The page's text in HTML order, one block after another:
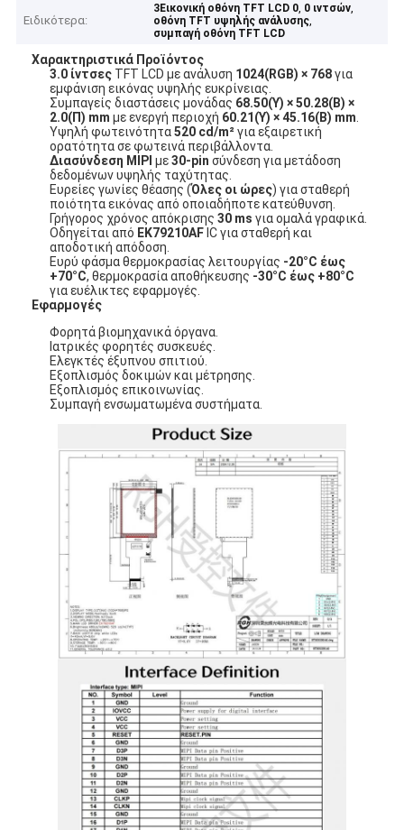
Σπίτι
Ειδικότερα:
3Εικονική οθόνη TFT LCD 0, 0 ιντσών,
οθόνη TFT υψηλής ανάλυσης,
συμπαγή οθόνη TFT LCD
Χαρακτηριστικά Προϊόντος
3.0 ίντσες TFT LCD με ανάλυση 1024(RGB) × 768για
εμφάνιση εικόνας υψηλής ευκρίνειας.
Συμπαγείς διαστάσεις μονάδας 68.50(Υ) × 50.28(Β) ×
2.0(Π) mm με ενεργή περιοχή 60.21(Υ) × 45.16(Β) mm
Υψηλή φωτεινότητα520 cd/m²για εξαιρετική
ορατότητα σε φωτεινά περιβάλλοντα.
Διασύνδεση MIPI με30-pin σύνδεση για μετάδοση
δεδομένων υψηλής ταχύτητας.
Ευρείες γωνίες θέασης (Όλες οι ώρες) για σταθερή
ποιότητα εικόνας από οποιαδήποτε κατεύθυνση.
Γρήγορος χρόνος απόκρισης30 ms για ομαλά γραφικά.
Οδηγείται από EK79210AF IC για σταθερή και
αποδοτική απόδοση.
Ευρύ φάσμα θερμοκρασίας λειτουργίας -20°C έως
+70°C, θερμοκρασία αποθήκευσης -30°C έως +80°C
για ευέλικτες εφαρμογές.
Εφαρμογές
Φορητά βιομηχανικά όργανα.
Ιατρικές φορητές συσκευές.
Ελεγκτές έξυπνου σπιτιού.
Εξοπλισμός δοκιμών και μέτρησης.
Εξοπλισμός επικοινωνίας.
Συμπαγή ενσωματωμένα συστήματα.